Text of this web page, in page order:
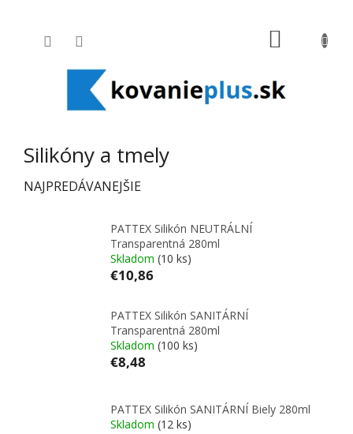
Silikóny a tmely
NAJPREDÁVANEJŠIE
PATTEX Silikón NEUTRÁLNÍ
Transparentná 280ml
Skladom (10 ks)
€10,86
PATTEX Silikón SANITÁRNÍ
Transparentná 280ml
Skladom (100 ks)
€8,48
PATTEX Silikón SANITÁRNÍ Biely 280ml
Skladom (12 ks)